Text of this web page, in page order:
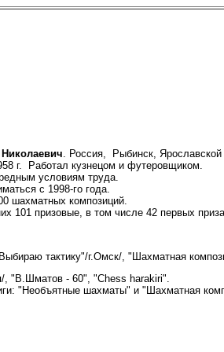
. Россия, Рыбинск, Ярославской
г. Работал кузнецом и футеровщиком.
условиям труда.
с 1998-го года.
шахматных композиций.
101 призовые, в том числе 42 первых
тактику"/г.Омск/, "Шахматная
, "В.Шматов - 60", "Сhess harakiri".
"Необъятные шахматы" и "Шахматная